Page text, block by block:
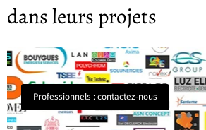
dans leurs projets
Professionnels : contactez-nous